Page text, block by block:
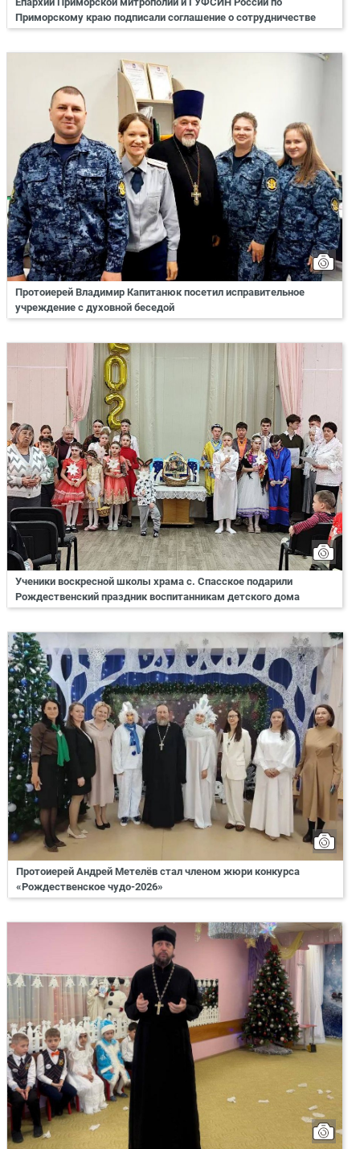
Приморскому краю подписали соглашение о сотрудничестве
Протоиерей Владимир Капитанюк посетил исправительное
учреждение с духовной беседой
Ученики воскресной школы храма с. Спасское подарили
Рождественский праздник воспитанникам детского дома
Протоиерей Андрей Метелёв стал членом жюри конкурса
«Рождественское чудо-2026»